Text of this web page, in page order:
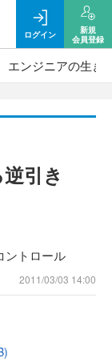
ログイン
新規
会員登録
エンジニアの生き
引き
ントロール
2011/03/03 14:00